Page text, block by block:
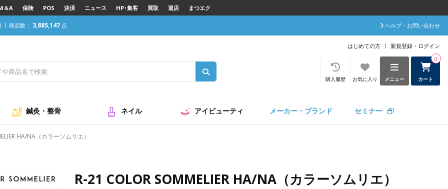
＆A 保険 POS 決済 ニュース HP･集客 買取 退店 まつエク
商品数： 3,885,147 点 ヘルプ・お問い合わせ
はじめての方 新規登録・ログイン
カート
0
メニュー
お気に入り
購入履歴
ラーソムリエ）
鍼灸・整骨 ネイル アイビューティ メーカー・ブランド セミナー
HA/NA（カラーソムリエ）
R-21 COLOR SOMMELIER HA/NA（カラーソムリエ）